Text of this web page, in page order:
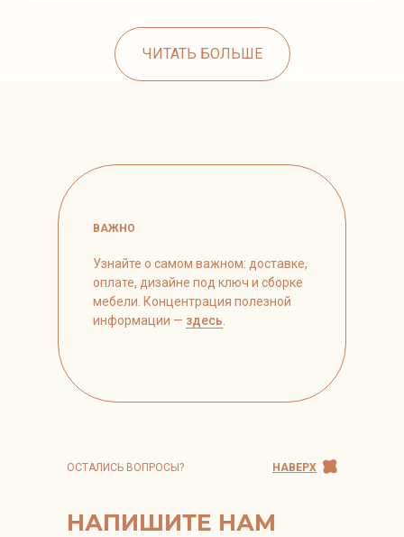
ЧИТАТЬ БОЛЬШЕ
НАПИШИТЕ НАМ
ОСТАЛИСЬ ВОПРОСЫ? НАВЕРХ
ВАЖНО
Узнайте о самом важном: доставке,
оплате, дизайне под ключ и сборке
мебели. Концентрация полезной
информации — здесь